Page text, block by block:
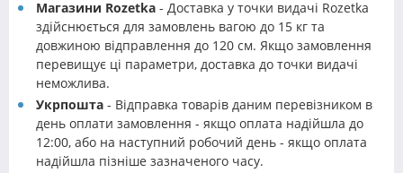
Магазини Rozetka - Доставка у точки видачі Rozetka
здійснюється для замовлень вагою до 15 кг та
довжиною відправлення до 120 см. Якщо замовлення
перевищує ці параметри, доставка до точки видачі
неможлива.
Укрпошта - Відправка товарів даним перевізником в
день оплати замовлення - якщо оплата надійшла до
12:00, або на наступний робочий день - якщо оплата
надійшла пізніше зазначеного часу.